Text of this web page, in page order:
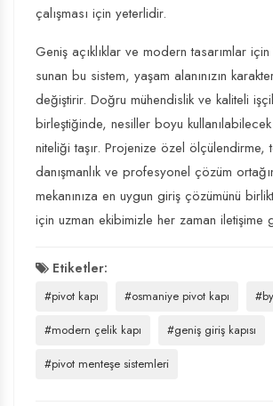
çalışması için yeterlidir.
Geniş açıklıklar ve modern tasarımlar
sunan bu sistem, yaşam alanınızın
değiştirir. Doğru mühendislik ve kaliteli
birleştiğinde, nesiller boyu kullanılabilecek
niteliği taşır. Projenize özel ölçülendirme,
danışmanlık ve profesyonel çözüm
mekanınıza en uygun giriş çözümünü
için uzman ekibimizle her zaman iletişime
Etiketler:
#pivot kapı #osmaniye pivot kapı
#modern çelik kapı
#geniş giriş kapısı
#pivot menteşe sistemleri